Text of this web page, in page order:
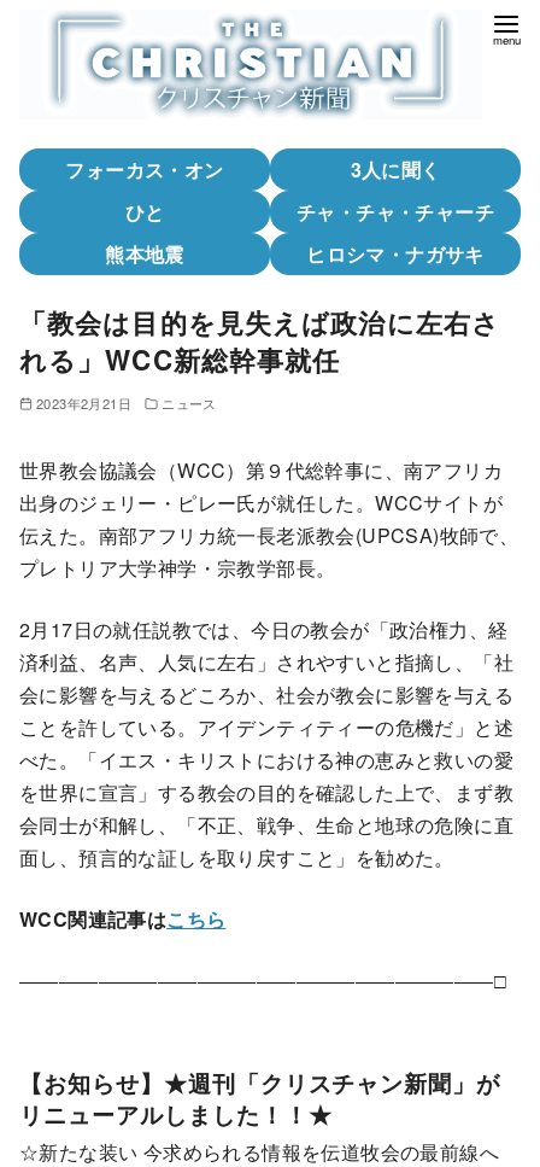
フォーカス・オン
3人に聞く
ひと
チャ・チャ・チャーチ
熊本地震
ヒロシマ・ナガサキ
「教会は目的を見失えば政治に左右さ
れる」WCC新総幹事就任
2023年2月21日 ニュース
世界教会協議会（WCC）第９代総幹事に、南アフリカ
出身のジェリー・ピレー氏が就任した。WCCサイトが
伝えた。南部アフリカ統一長老派教会(UPCSA)牧師で、
プレトリア大学神学・宗教学部長。
2月17日の就任説教では、今日の教会が「政治権力、経
済利益、名声、人気に左右」されやすいと指摘し、「社
会に影響を与えるどころか、社会が教会に影響を与える
ことを許している。アイデンティティーの危機だ」と述
べた。「イエス・キリストにおける神の恵みと救いの愛
を世界に宣言」する教会の目的を確認した上で、まず教
会同士が和解し、「不正、戦争、生命と地球の危険に直
面し、預言的な証しを取り戻すこと」を勧めた。
WCC関連記事はこちら
――――――――――――――――――――――――□
【お知らせ】★週刊「クリスチャン新聞」が
リニューアルしました！！★
☆新たな装い 今求められる情報を伝道牧会の最前線へ